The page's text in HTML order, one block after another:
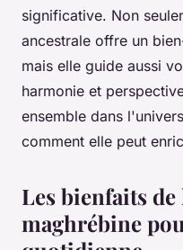
significative. Non
ancestrale offre un
mais elle guide aussi
harmonie et
ensemble dans
comment elle peut
Les bienfaits de
maghrébine